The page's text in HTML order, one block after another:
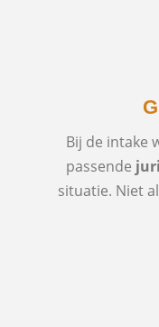
Bij de intake
passende
situatie. Niet